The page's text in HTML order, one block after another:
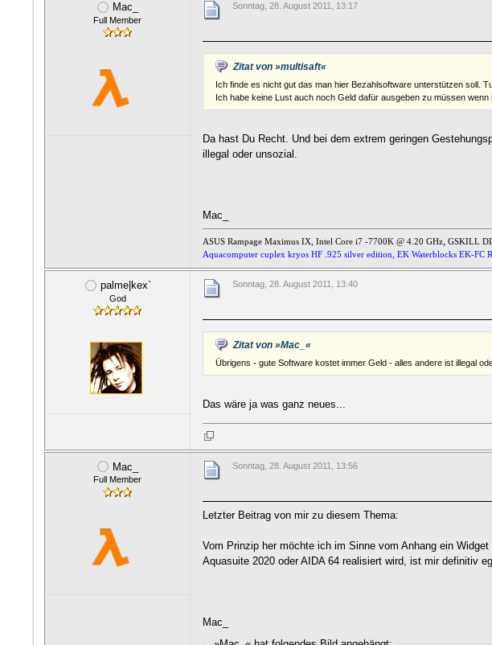
Mac_
Full Member
Sonntag, 28. August 2011, 13:17
Zitat von »multisaft«
Ich finde es nicht gut das man hier Bezahlsoftware unterstützen soll.
Ich habe keine Lust auch noch Geld dafür ausgeben zu müssen wenn
Da hast Du Recht. Und bei dem extrem geringen
illegal oder unsozial.
Mac_
ASUS Rampage Maximus IX,Intel Core i7 -7700K @ 4.20 GHz,GSKILL
Aquacomputer cuplex kryos HF .925 silver edition, EK Waterblocks EK-FC
palme|kex`
God
Sonntag, 28. August 2011, 13:40
Zitat von »Mac_«
Übrigens - gute Software kostet immer Geld - alles andere ist illegal
Das wäre ja was ganz neues...
Mac_
Full Member
Sonntag, 28. August 2011, 13:56
Letzter Beitrag von mir zu diesem Thema:
Vom Prinzip her möchte ich im Sinne vom Anhang ein
Aquasuite 2020 oder AIDA 64 realisiert wird, ist mir definitiv
Mac_